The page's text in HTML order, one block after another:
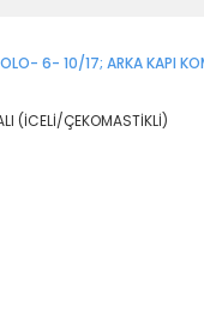
6- 10/17; ARKA KAPI